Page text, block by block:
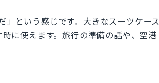
という感じです。大きなスーツケース
に使えます。旅行の準備の話や、空港